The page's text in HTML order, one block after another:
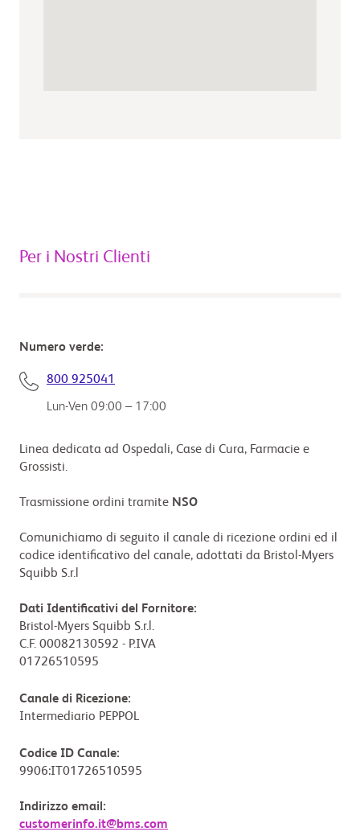
Per i Nostri Clienti
Numero verde:
800 925041
Lun-Ven 09:00 – 17:00
Linea dedicata ad Ospedali, Case di Cura, Farmacie e
Grossisti.
Trasmissione ordini tramite NSO
Comunichiamo di seguito il canale di ricezione ordini ed il
codice identificativo del canale, adottati da Bristol-Myers
Squibb S.r.l
Dati Identificativi del Fornitore:
Bristol-Myers Squibb S.r.l.
C.F. 00082130592 - P.IVA
01726510595
Canale di Ricezione:
Intermediario PEPPOL
Codice ID Canale:
9906:IT01726510595
Indirizzo email:
customerinfo.it@bms.com